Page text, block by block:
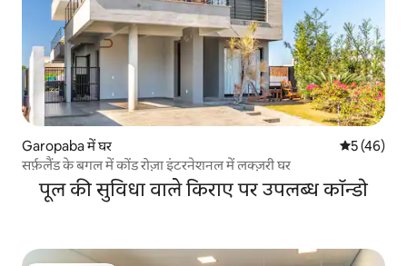
Garopaba में घर औसत रेटिंग
5 (46)
सर्फ़लैंड के बगल में कोंड रोज़ा इंटरनेशनल में लक्ज़री घर
पूल की सुविधा वाले किराए पर उपलब्ध कॉन्डो